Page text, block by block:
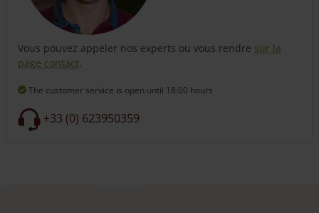
Vous pouvez appeler nos experts ou vous rendre sur la
page contact.
The customer service is open until 18:00 hours
+33 (0) 623950359